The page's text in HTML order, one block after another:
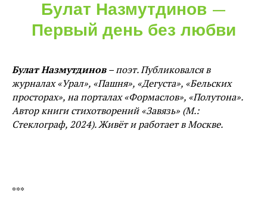
Булат Назмутдинов —
Первый день без любви
Булат Назмутдинов– поэт. Публиковался в
журналах «Урал», «Пашня», «Дегуста», «Бельских
просторах», на порталах «Формаслов», «Полутона».
Автор книги стихотворений «Завязь» (М.:
Стеклограф, 2024). Живёт и работает в Москве.
***